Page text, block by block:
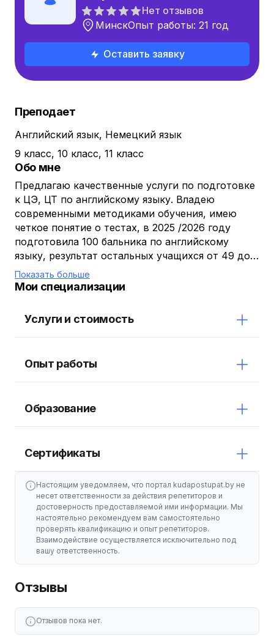
Нет отзывов
МинскОпыт работы: 21 год
Оставить заявку
Преподает
Английский язык, Немецкий язык
9 класс, 10 класс, 11 класс
Обо мне
Предлагаю качественные услуги по подготовке
к ЦЭ, ЦТ по английскому языку. Владею
современными методиками обучения, имею
четкое понятие о тестах, в 2025 /2026 году
подготовила 100 бальника по английскому
языку, результат остальных учащихся от 49 до
94 баллов. На уроках применяю личностно -
ориентированный подход к каждому ученику,
отобранную информацию, направленную на
получение максимальных баллов.Занятия
Показать больше
Мои специализации
Услуги и стоимость
Опыт работы
Образование
Сертификаты
Настоящим уведомляем, что портал kudapostupat.by не
несет ответственности за действия репетиторов и
достоверность предоставляемой ими информации. Мы
настоятельно рекомендуем вам самостоятельно
проверять квалификацию и опыт репетиторов.
Взаимодействие осуществляется исключительно под
вашу ответственность.
Отзывы
Отзывов пока нет.